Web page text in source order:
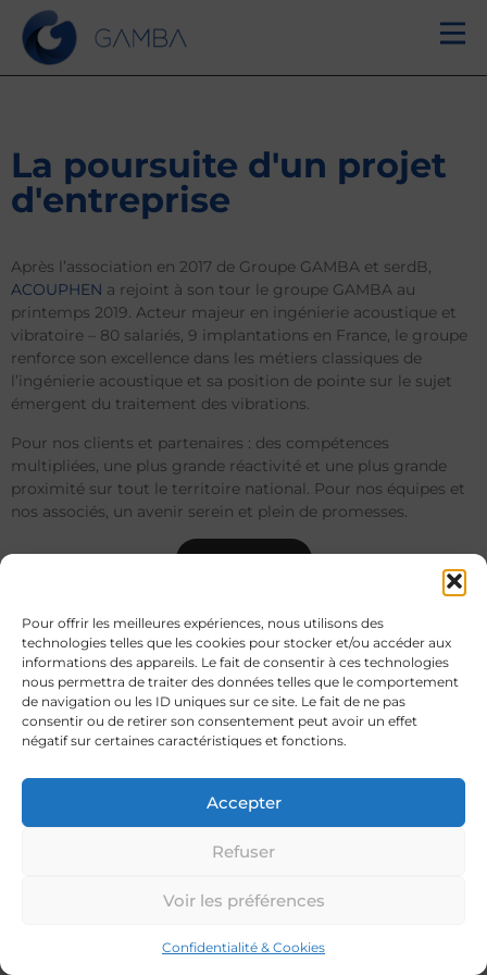
Pour offrir les meilleures expériences, nous utilisons des
technologies telles que les cookies pour stocker et/ou accéder aux
informations des appareils. Le fait de consentir à ces technologies
nous permettra de traiter des données telles que le comportement
de navigation ou les ID uniques sur ce site. Le fait de ne pas
consentir ou de retirer son consentement peut avoir un effet
négatif sur certaines caractéristiques et fonctions.
Accepter
Refuser
Voir les préférences
Confidentialité & Cookies
Groupe GAMBA accueille
ACOUPHEN
La poursuite d'un projet
d'entreprise
Après l’association en 2017 de Groupe GAMBA et serdB,
ACOUPHEN a rejoint à son tour le groupe GAMBA au
printemps 2019. Acteur majeur en ingénierie acoustique et
vibratoire – 80 salariés, 9 implantations en France, le groupe
renforce son excellence dans les métiers classiques de
l’ingénierie acoustique et sa position de pointe sur le sujet
émergent du traitement des vibrations.
Pour nos clients et partenaires : des compétences
multipliées, une plus grande réactivité et une plus grande
proximité sur tout le territoire national. Pour nos équipes et
nos associés, un avenir serein et plein de promesses.
Le groupe